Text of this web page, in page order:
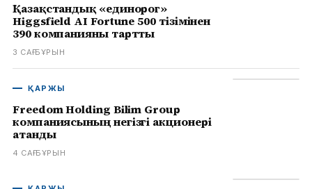
Қазақстандық «единорог»
Higgsfield AI Fortune 500 тізімінен
390 компанияны тартты
3 САҒ БҰРЫН
ҚАРЖЫ
Freedom Holding Bilim Group
компаниясының негізгі акционері
атанды
4 САҒ БҰРЫН